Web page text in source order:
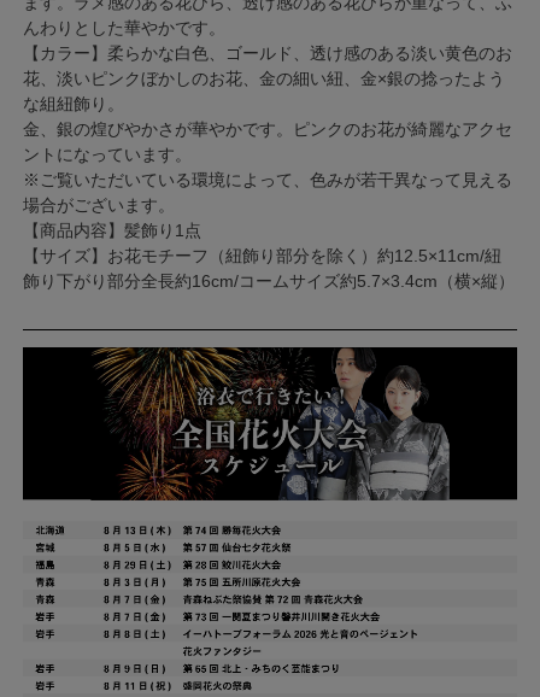
んわりとした華やかです。
【カラー】柔らかな白色、ゴールド、透け感のある淡い黄色のお
花、淡いピンクぼかしのお花、金の細い紐、金×銀の捻ったよう
な組紐飾り。
金、銀の煌びやかさが華やかです。ピンクのお花が綺麗なアクセ
ントになっています。
※ご覧いただいている環境によって、色みが若干異なって見える
場合がございます。
【商品内容】髪飾り1点
【サイズ】お花モチーフ（紐飾り部分を除く）約12.5×11cm/紐
飾り下がり部分全長約16cm/コームサイズ約5.7×3.4cm（横×縦）